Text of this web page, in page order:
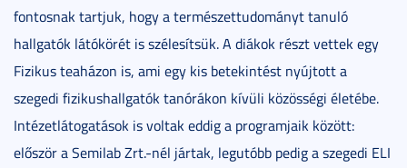
fontosnak tartjuk, hogy a természettudományt tanuló
hallgatók látókörét is szélesítsük. A diákok részt vettek egy
Fizikus teaházon is, ami egy kis betekintést nyújtott a
szegedi fizikushallgatók tanórákon kívüli közösségi életébe.
Intézetlátogatások is voltak eddig a programjaik között:
először a Semilab Zrt.-nél jártak, legutóbb pedig a szegedi ELI